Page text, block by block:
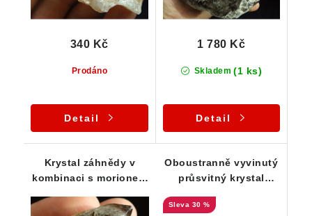
Prodáno
340 Kč
Detail
Skladem (1 ks)
1 780 Kč
Detail
Krystal záhnědy v
kombinaci s morionem
Oboustranně vyvinutý
průsvitný krystal
barevnou kombinací
30 %